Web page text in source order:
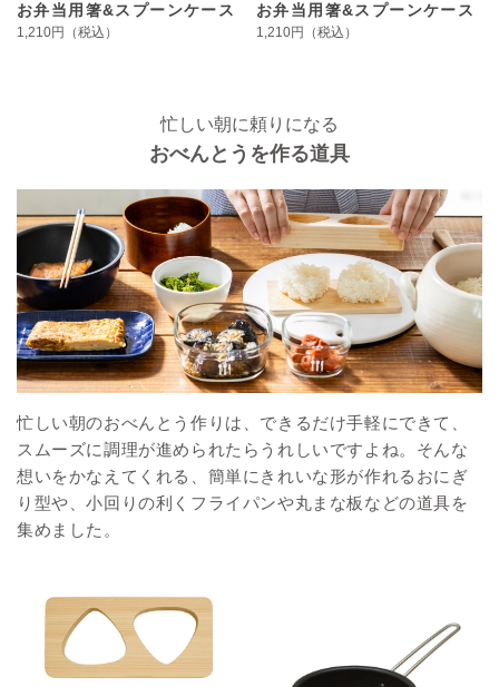
お弁当用箸&スプーンケース
1,210円（税込）
お弁当用箸&スプーンケース
1,210円（税込）
忙しい朝に頼りになる
おべんとうを作る道具
忙しい朝のおべんとう作りは、できるだけ手軽にできて、
スムーズに調理が進められたらうれしいですよね。そんな
想いをかなえてくれる、簡単にきれいな形が作れるおにぎ
り型や、小回りの利くフライパンや丸まな板などの道具を
集めました。